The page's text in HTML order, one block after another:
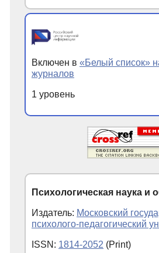
Включен в «Белый список»
журналов
1 уровень
Психологическая наука и
Издатель: Московский
психолого-педагогический
ISSN: 1814-2052 (Print)